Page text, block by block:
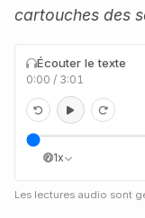
cartouches des
Écouter le texte
0:00 / 3:01
1x
Les lectures audio sont